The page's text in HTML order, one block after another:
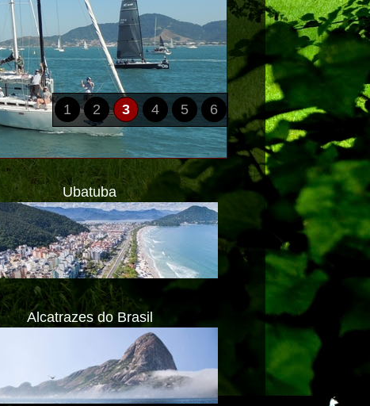
1 2 3 4 5 6
Ubatuba
Alcatrazes do Brasil